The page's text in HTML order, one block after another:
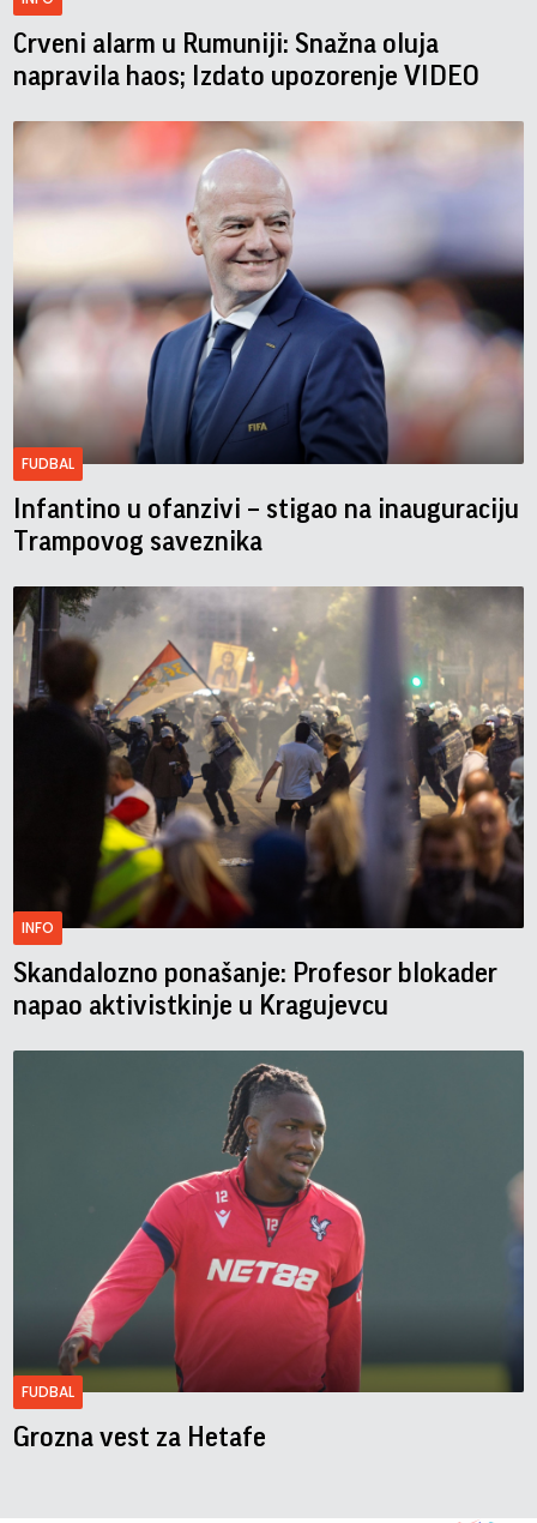
Crveni alarm u Rumuniji: Snažna oluja
napravila haos; Izdato upozorenje VIDEO
FUDBAL
Infantino u ofanzivi – stigao na inauguraciju
Trampovog saveznika
INFO
Skandalozno ponašanje: Profesor blokader
napao aktivistkinje u Kragujevcu
FUDBAL
Grozna vest za Hetafe